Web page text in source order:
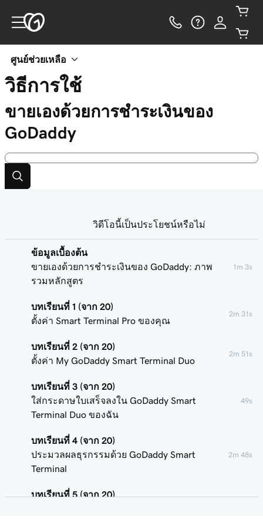
ศูนย์ช่วยเหลือ
วิธีการใช้
ขายเองด้วยการชำระเงินของ
GoDaddy
ข้อมูลเบื้องต้น
ขายเองด้วยการชำระเงินของ GoDaddy: ภาพ
รวมหลักสูตร
1m 3s
บทเรียนที่ 1 (จาก 20)
ตั้งค่า Smart Terminal Pro ของคุณ
2m 31s
บทเรียนที่ 2 (จาก 20)
ตั้งค่า My GoDaddy Smart Terminal Duo
2m 51s
บทเรียนที่ 3 (จาก 20)
ใส่กระดาษใบเสร็จลงใน GoDaddy Smart
Terminal Duo ของฉัน
49s
บทเรียนที่ 4 (จาก 20)
ประมวลผลธุรกรรมด้วย GoDaddy Smart
Terminal
2m 48s
บทเรียนที่ 5 (จาก 20)
วิดีโอนี้เป็นประโยชน์หรือไม่